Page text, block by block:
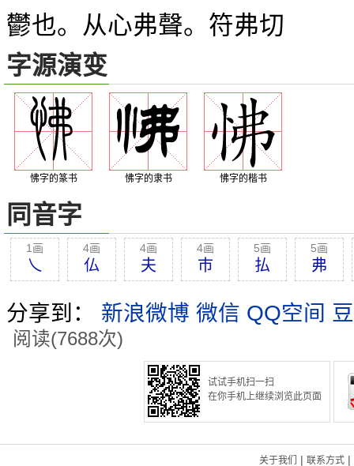
鬱也。从心弗聲。符弗切
字源演变
怫字的篆书 怫字的隶书 怫字的楷书
同音字
1画
乀
4画
仏
4画
夫
4画
巿
5画
払
5画
弗
分享到： 新浪微博 微信 QQ空间
阅读(7688次)
试试手机扫一扫
在你手机上继续浏览此页面
关于我们 | 联系方式|